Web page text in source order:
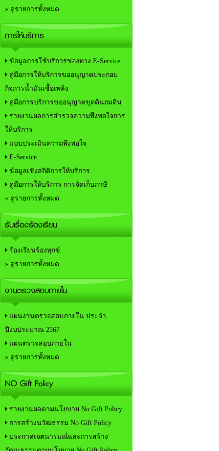
» ดูรายการทั้งหมด
การให้บริการ
ข้อมูลการใช้บริการช่องทาง E-Service
คู่มือการให้บริการขออนุญาตประกอบ
กิจการน้ำมันเชื้อเพลิง
คู่มือการบริการขออนุญาตขุดดินถมดิน
รายงานผลการสำรวจความพึงพอใจการ
ให้บริการ
แบบประเมินความพึงพอใจ
E-Service
ข้อมูลเชิงสถิติการให้บริการ
คู่มือการให้บริการ การจัดเก็บภาษี
» ดูรายการทั้งหมด
รับเรื่องร้องเรียน
ร้องเรียนร้องทุกข์
» ดูรายการทั้งหมด
งานตรวจสอบภายใน
แผนงานตรวจสอบภายใน ประจำ
ปีงบประมาณ 2567
แผนตรวจสอบภายใน
» ดูรายการทั้งหมด
NO Gift Policy
รายงานผลตามนโยบาย No Gift Policy
การสร้างนวัฒธรรม No Gift Policy
ประกาศเจตนารมณ์และการสร้าง